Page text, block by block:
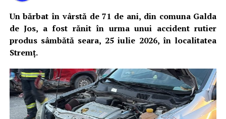
Totodată, polițiștii au emis pe numele bărbatului un
ordin de protecție provizoriu, valabil pentru o perioadă
de cinci zile, prin care i-a fost interzis să se apropie de
victimă.
Cercetările continuă pentru stabilirea tuturor
împrejurărilor în care s-au produs faptele și dispunerea
măsurilor legale.
Un bărbat în vârstă de 71 de ani, din comuna Galda
de Jos, a fost rănit în urma unui accident rutier
produs sâmbătă seara, 25 iulie 2026, în localitatea
Stremț.